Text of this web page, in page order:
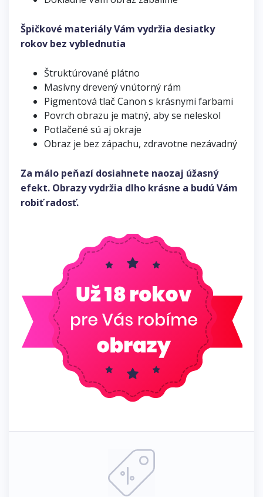
Špičkové materiály Vám vydržia desiatky
rokov bez vyblednutia
Štruktúrované plátno
Masívny drevený vnútorný rám
Pigmentová tlač Canon s krásnymi farbami
Povrch obrazu je matný, aby se neleskol
Potlačené sú aj okraje
Obraz je bez zápachu, zdravotne nezávadný
Za málo peňazí dosiahnete naozaj úžasný
efekt. Obrazy vydržia dlho krásne a budú Vám
robiť radosť.